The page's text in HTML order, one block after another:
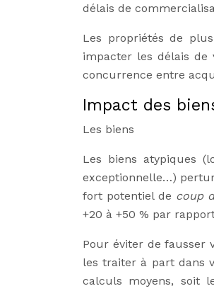
délais de
Les propriétés de
impacter les délais de
concurrence entre
Impact des
Les biens
Les biens atypiques
exceptionnelle…)
fort potentiel de coup
+20 à +50 % par
Pour éviter de fausser
les traiter à part dans
calculs moyens, soit